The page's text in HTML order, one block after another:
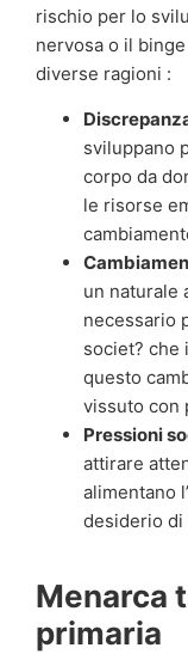
rischio per lo
nervosa o il
diverse ragioni :
sviluppano
corpo da
le risorse
un naturale
necessario
societ? che
questo
vissuto con
Pressioni
attirare
alimentano
desiderio di
Menarca
primaria